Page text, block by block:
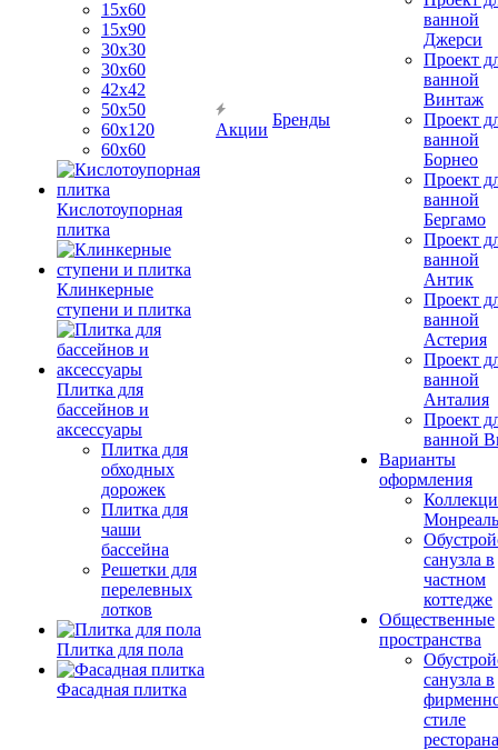
15х60
15x90
30х30
30х60
42х42
50х50
60х120
60х60
Кислотоупорная
плитка
Клинкерные
ступени и плитка
Плитка для
бассейнов и
аксессуары
Плитка для
обходных
дорожек
Плитка для
чаши
бассейна
Решетки для
перелевных
лотков
Плитка для пола
Фасадная плитка
Акции
Бренды
ванной
Джерси
Проект
ванной
Винтаж
Проект
ванной
Борнео
Проект
ванной
Бергамо
Проект
ванной
Антик
Проект
ванной
Астерия
Проект
ванной
Анталия
Проект
ванной
Варианты
оформления
Монреаль
санузла в
частном
коттедже
Общественные
пространства
санузла в
стиле
ресторана